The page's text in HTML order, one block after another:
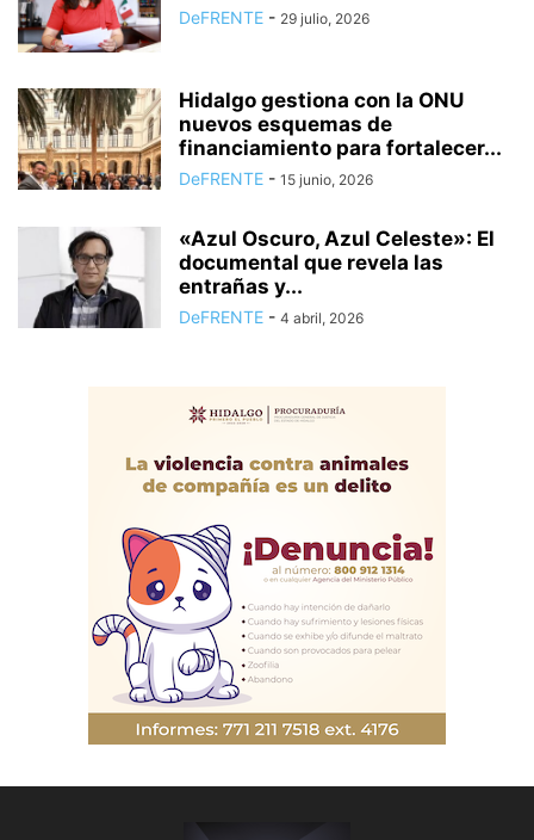
DeFRENTE - 29 julio, 2026
Hidalgo gestiona con la ONU
nuevos esquemas de
financiamiento para fortalecer...
DeFRENTE - 15 junio, 2026
«Azul Oscuro, Azul Celeste»: El
documental que revela las
entrañas y...
DeFRENTE - 4 abril, 2026